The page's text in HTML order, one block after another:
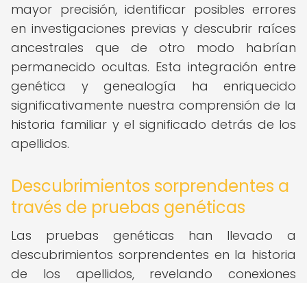
mayor precisión, identificar posibles errores
en investigaciones previas y descubrir raíces
ancestrales que de otro modo habrían
permanecido ocultas. Esta integración entre
genética y genealogía ha enriquecido
significativamente nuestra comprensión de la
historia familiar y el significado detrás de los
apellidos.
Descubrimientos sorprendentes a
través de pruebas genéticas
Las pruebas genéticas han llevado a
descubrimientos sorprendentes en la historia
de los apellidos, revelando conexiones